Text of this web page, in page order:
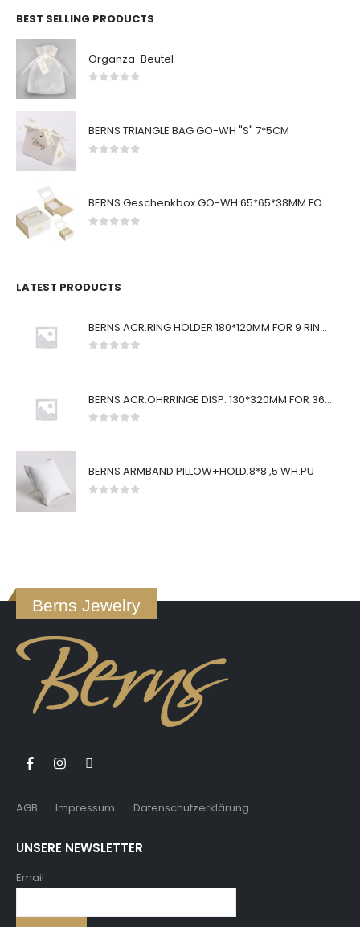
BEST SELLING PRODUCTS
Organza-Beutel
BERNS TRIANGLE BAG GO-WH "S" 7*5CM
BERNS Geschenkbox GO-WH 65*65*38MM FOR SMALL SETS
LATEST PRODUCTS
BERNS ACR.RING HOLDER 180*120MM FOR 9 RINGS
BERNS ACR.OHRRINGE DISP. 130*320MM FOR 36 PAIRS
BERNS ARMBAND PILLOW+HOLD.8*8 ,5 WH.PU
Berns Jewelry
AGB Impressum Datenschutzerklärung
UNSERE NEWSLETTER
Email